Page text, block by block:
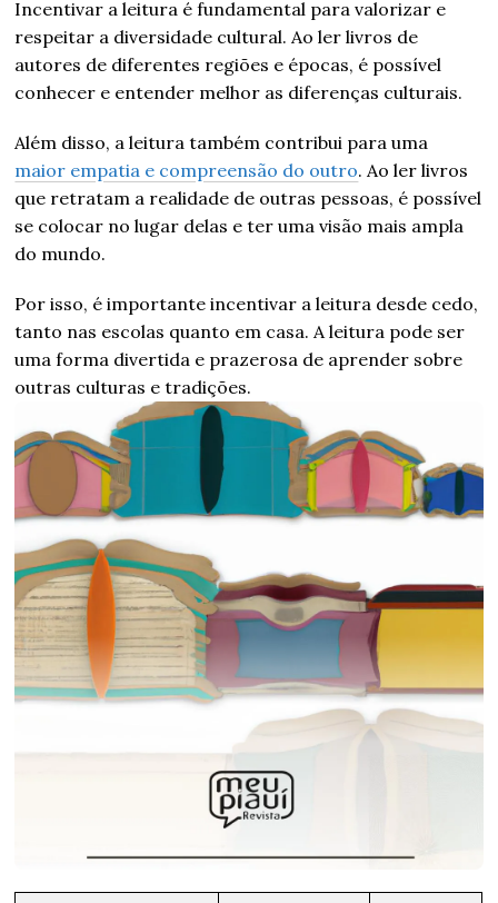
Incentivar a leitura é fundamental para valorizar e
respeitar a diversidade cultural. Ao ler livros de
autores de diferentes regiões e épocas, é possível
conhecer e entender melhor as diferenças culturais.
Além disso, a leitura também contribui para uma
maior empatia e compreensão do outro. Ao ler livros
que retratam a realidade de outras pessoas, é possível
se colocar no lugar delas e ter uma visão mais ampla
do mundo.
Por isso, é importante incentivar a leitura desde cedo,
tanto nas escolas quanto em casa. A leitura pode ser
uma forma divertida e prazerosa de aprender sobre
outras culturas e tradições.